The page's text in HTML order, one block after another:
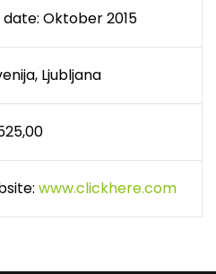
Oktober 2015
Ljubljana
www.clickhere.com